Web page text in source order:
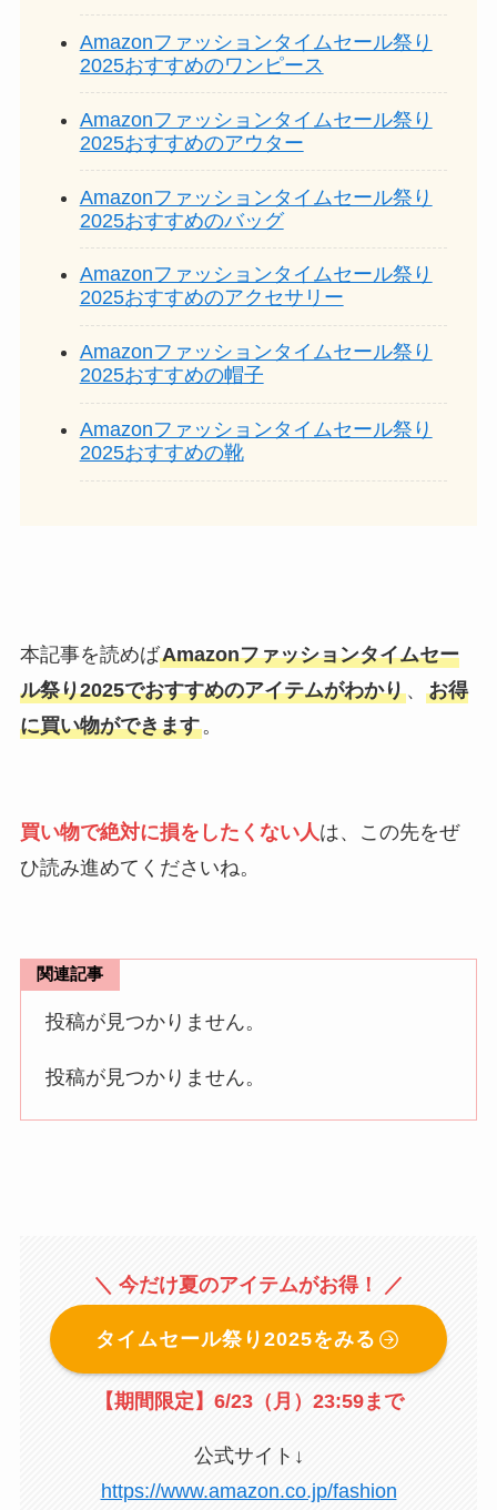
Amazonファッションタイムセール祭り
2025おすすめのワンピース
Amazonファッションタイムセール祭り
2025おすすめのアウター
Amazonファッションタイムセール祭り
2025おすすめのバッグ
Amazonファッションタイムセール祭り
2025おすすめのアクセサリー
Amazonファッションタイムセール祭り
2025おすすめの帽子
Amazonファッションタイムセール祭り
2025おすすめの靴
本記事を読めばAmazonファッションタイムセー
ル祭り2025でおすすめのアイテムがわかり、 お得
に買い物ができます。
買い物で絶対に損をしたくない人 は、この先をぜ
ひ読み進めてくださいね。
関連記事
投稿が見つかりません。
投稿が見つかりません。
＼ 今だけ夏のアイテムがお得！ ／
タイムセール祭り2025をみる
【期間限定】6/23（月）23:59まで
公式サイト↓
https://www.amazon.co.jp/fashion